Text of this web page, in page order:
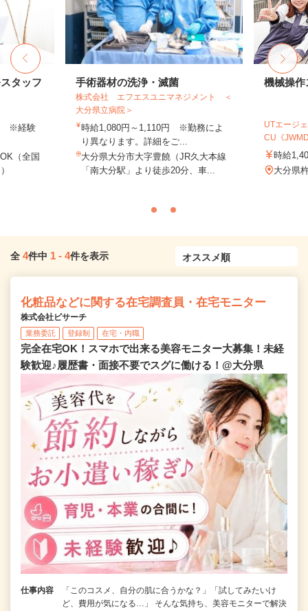
タッフ
※経験
（全国
手術器材の洗浄・滅菌
株式会社 エフエスユニマネジメント ＜
大分県立病院＞
時給1,080円～1,110円 ※勤務によ
り異なります。詳細をご...
大分県大分市大字豊饒（JR久大本線
「南大分駅」より徒歩20分、車...
機械操作
UTエージ
CU《
時給
大分県
全 4件中 1 - 4件を表示
化粧品などに関する在宅調査員・在宅モニター
株式会社ビサーチ
業務委託 登録制 在宅・内職
完全在宅OK！スマホで出来る美容モニター大募集！未経
験歓迎♪履歴書・面接不要でスグに働ける！@大分県
仕事内容
「このコスメ、自分の肌に合うかな？」「試してみたいけ
ど、費用が気になる…」 そんな気持ち、美容モニターで解決